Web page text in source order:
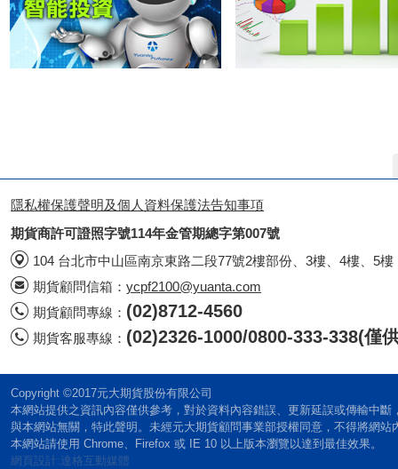
隱私權保護聲明及個人資料保護法告知事項
期貨商許可證照字號114年金管期總字第007號
104 台北市中山區南京東路二段77號2樓部份、3樓、4樓、5樓
期貨顧問信箱： ycpf2100@yuanta.com
期貨顧問專線： (02)8712-4560
期貨客服專線： (02)2326-1000/0800-333-338(僅
Copyright ©2017元大期貨股份有限公司
本網站提供之資訊內容僅供參考，對於資料內容錯誤、更新延誤或傳輸中
與本網站無關，特此聲明。未經元大期貨顧問事業部授權同意，不得將網站
本網站請使用 Chrome、Firefox 或 IE 10 以上版本瀏覽以達到最佳效果。
網頁設計:達格互動媒體